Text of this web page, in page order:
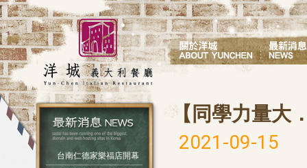
台南仁德家樂福店開幕
【同學力量大
2021-09-15